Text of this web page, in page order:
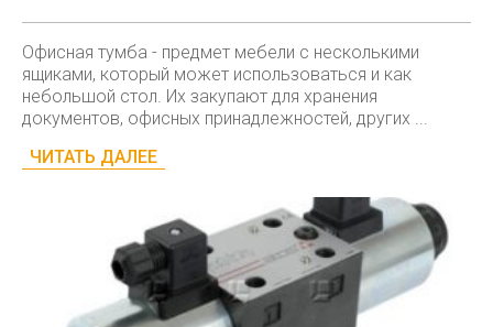
Офисная тумба - предмет мебели с несколькими
ящиками, который может использоваться и как
небольшой стол. Их закупают для хранения
документов, офисных принадлежностей, других ...
ЧИТАТЬ ДАЛЕЕ